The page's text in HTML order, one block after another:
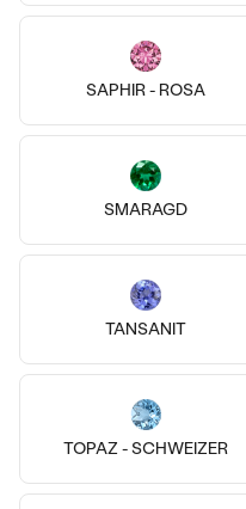
SAPHIR - ROSA
SMARAGD
TANSANIT
TOPAZ - SCHWEIZER